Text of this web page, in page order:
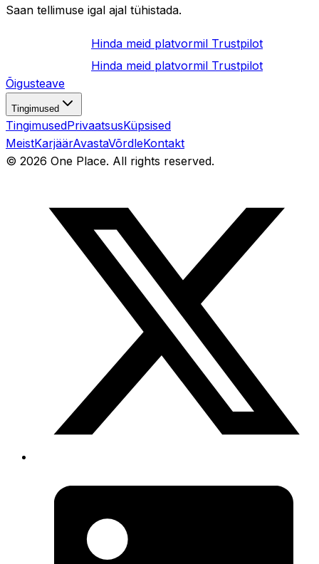
Saan tellimuse igal ajal tühistada.
Hinda meid platvormil Trustpilot
Hinda meid platvormil Trustpilot
Õigusteave
Tingimused
TingimusedPrivaatsusKüpsised
MeistKarjäärAvastaVõrdleKontakt
© 2026 One Place. All rights reserved.